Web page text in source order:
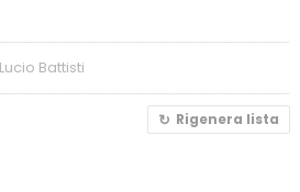
Battisti
Rigenera lista